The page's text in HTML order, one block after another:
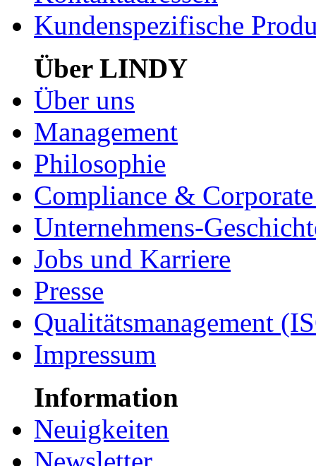
Kundenspezifische
Über LINDY
Über uns
Management
Philosophie
Compliance &
Unternehmens-
Jobs und Karriere
Presse
Qualitätsmanagement
Impressum
Information
Neuigkeiten